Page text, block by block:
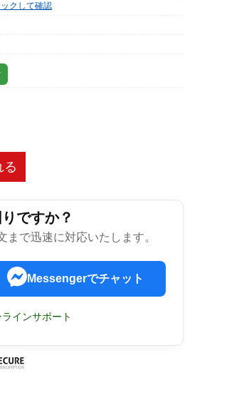
クして確認
る
ですか？
で迅速に対応いたします。
Messengerでチャット
インサポート